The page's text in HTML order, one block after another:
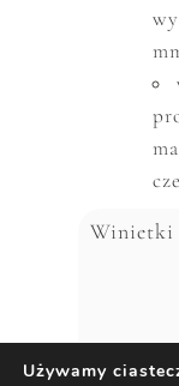
Winietki
Używamy